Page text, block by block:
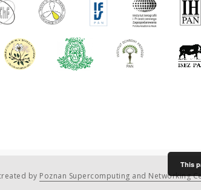
by Poznan Supercomputing and Networking
This